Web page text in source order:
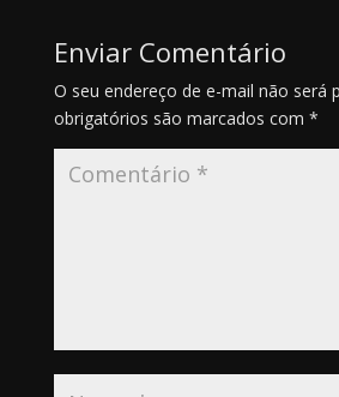
Enviar Comentário
O seu endereço de e-mail não será
obrigatórios são marcados com *